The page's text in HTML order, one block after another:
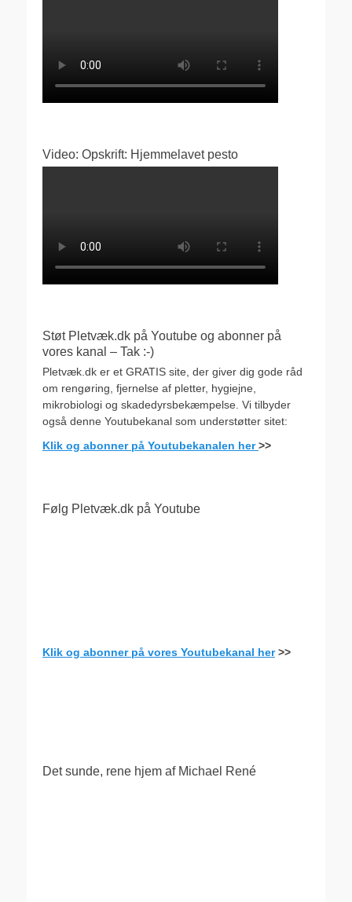
Video: Opskrift: Hjemmelavet pesto
Støt Pletvæk.dk på Youtube og abonner på
vores kanal – Tak :-)
Pletvæk.dk er et GRATIS site, der giver dig gode råd
om rengøring, fjernelse af pletter, hygiejne,
mikrobiologi og skadedyrsbekæmpelse. Vi tilbyder
også denne Youtubekanal som understøtter sitet:
Klik og abonner på Youtubekanalen her>>
Følg Pletvæk.dk på Youtube
Klik og abonner på vores Youtubekanal her>>
Det sunde, rene hjem af Michael René